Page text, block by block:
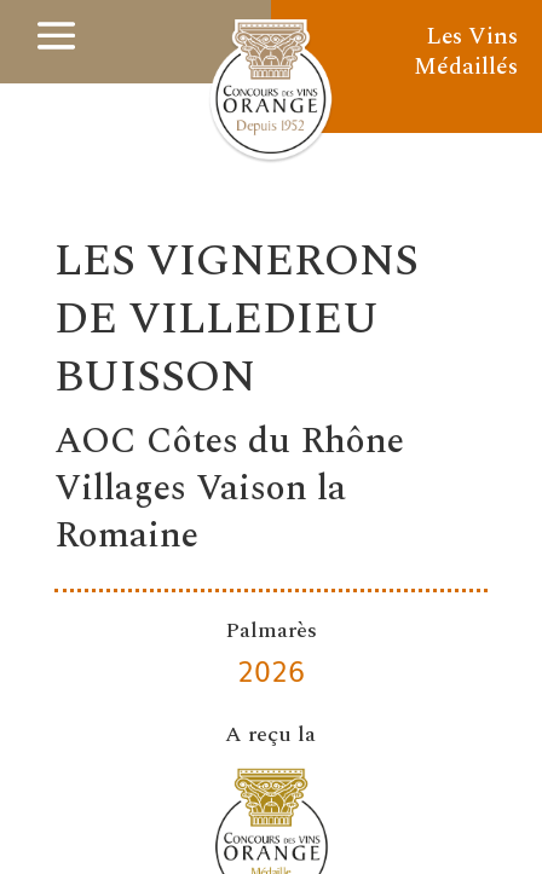
Les Vins
Médaillés
LES VIGNERONS
DE VILLEDIEU
BUISSON
AOC Côtes du Rhône
Villages Vaison la
Romaine
Palmarès
2026
A reçu la